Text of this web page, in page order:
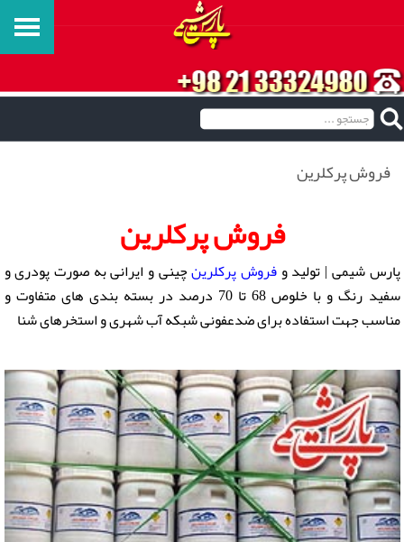
فروش پركلرين
فروش پركلرين
پارس شیمی | تولید وفروش پرکلرینچینی و ایرانی به صورت پودری و
سفید رنگ و با خلوص 68 تا 70 درصد در بسته بندی های متفاوت و
مناسب جهت استفاده برای ضدعفونی شبکه آب شهری و استخرهای شنا